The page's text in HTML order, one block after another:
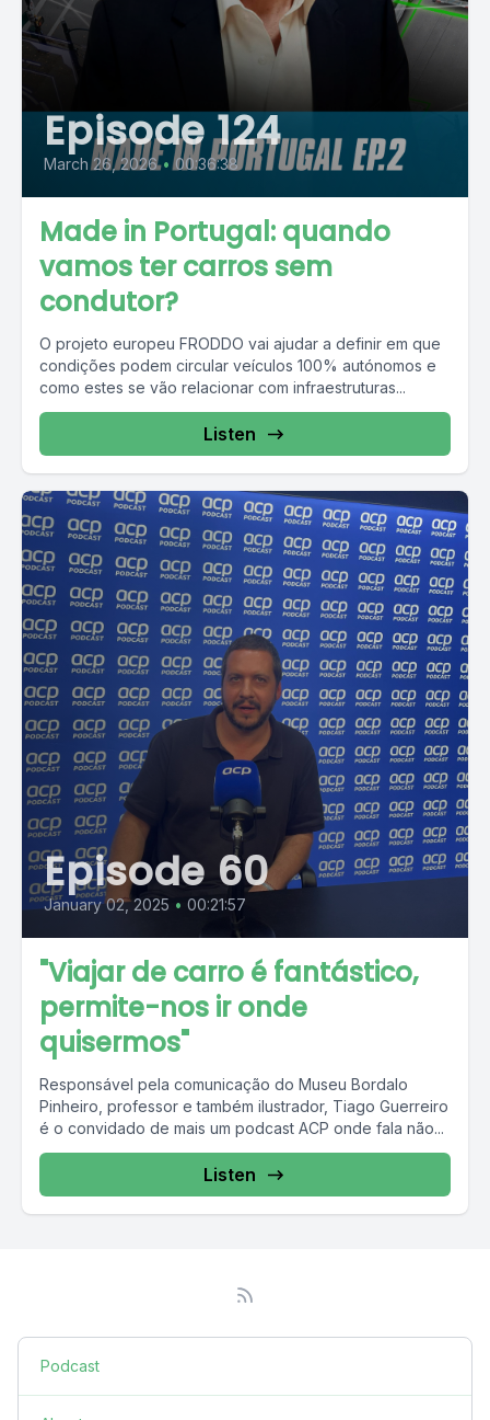
Episode 124
March 26, 2026 • 00:36:38
Made in Portugal: quando
vamos ter carros sem
condutor?
O projeto europeu FRODDO vai ajudar a definir em que
condições podem circular veículos 100% autónomos e
como estes se vão relacionar com infraestruturas...
Listen
Episode 60
January 02, 2025 • 00:21:57
"Viajar de carro é fantástico,
permite-nos ir onde
quisermos"
Responsável pela comunicação do Museu Bordalo
Pinheiro, professor e também ilustrador, Tiago Guerreiro
é o convidado de mais um podcast ACP onde fala não...
Listen
Podcast